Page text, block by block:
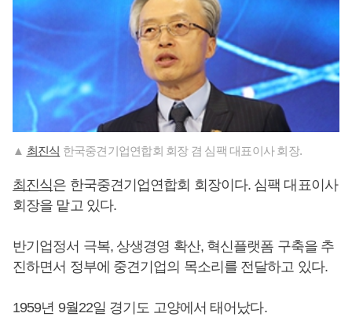
▲ 최진식 한국중견기업연합회 회장 겸 심팩 대표이사 회장.
최진식은 한국중견기업연합회 회장이다. 심팩 대표이사
회장을 맡고 있다.
반기업정서 극복, 상생경영 확산, 혁신플랫폼 구축을 추
진하면서 정부에 중견기업의 목소리를 전달하고 있다.
1959년 9월22일 경기도 고양에서 태어났다.